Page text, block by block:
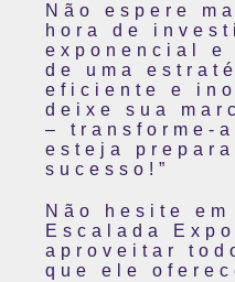
Não espere
hora de
exponencial
de uma
eficiente e
deixe sua
– transforme-
esteja
sucesso!”
Não hesite
Escalada
aproveitar
que ele